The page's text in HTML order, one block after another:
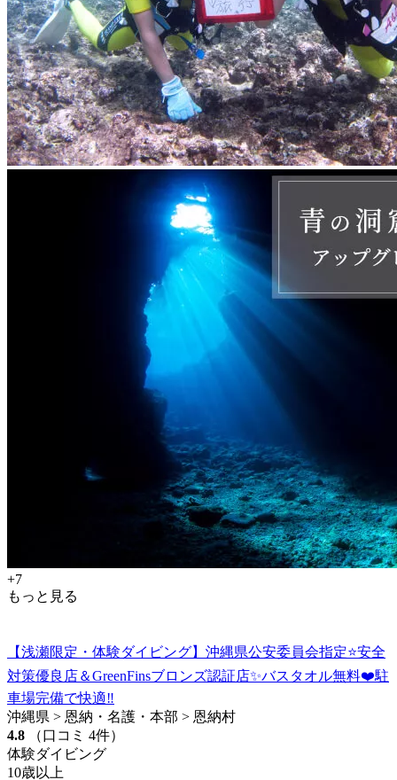
+7
もっと見る
【浅瀬限定・体験ダイビング】沖縄県公安委員会指定⭐️安全
対策優良店＆GreenFinsブロンズ認証店✨バスタオル無料❤️駐
車場完備で快適‼️
沖縄県 > 恩納・名護・本部 > 恩納村
4.8
（口コミ 4件）
体験ダイビング
10歳以上